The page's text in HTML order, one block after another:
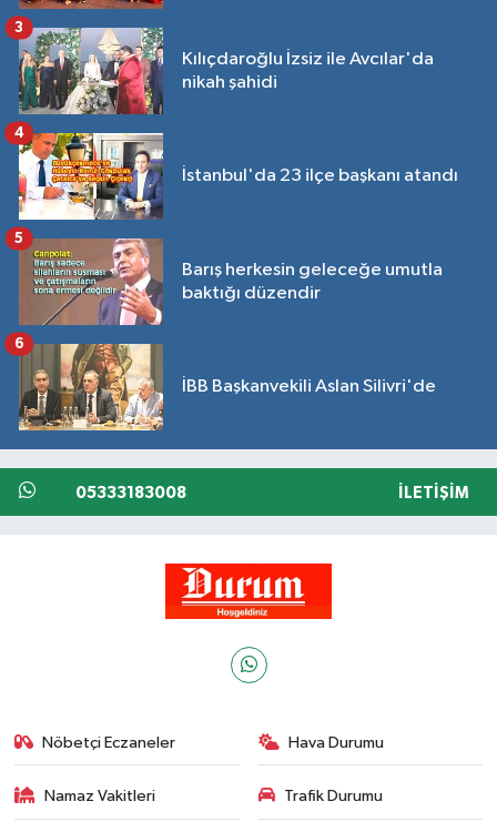
Kılıçdaroğlu İzsiz ile Avcılar'da
nikah şahidi
3
İstanbul'da 23 ilçe başkanı atandı
4
Barış herkesin geleceğe umutla
baktığı düzendir
5
İBB Başkanvekili Aslan Silivri'de
6
05333183008 İLETIŞIM
Nöbetçi Eczaneler Hava Durumu
Namaz Vakitleri Trafik Durumu